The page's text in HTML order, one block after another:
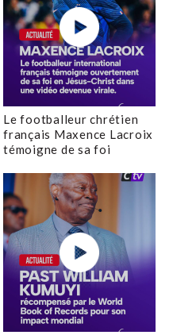
Le footballeur chrétien
français Maxence Lacroix
témoigne de sa foi